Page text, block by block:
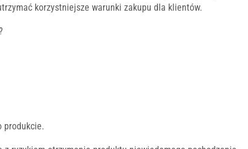
korzystniejsze warunki zakupu dla klientów.
produkcie.